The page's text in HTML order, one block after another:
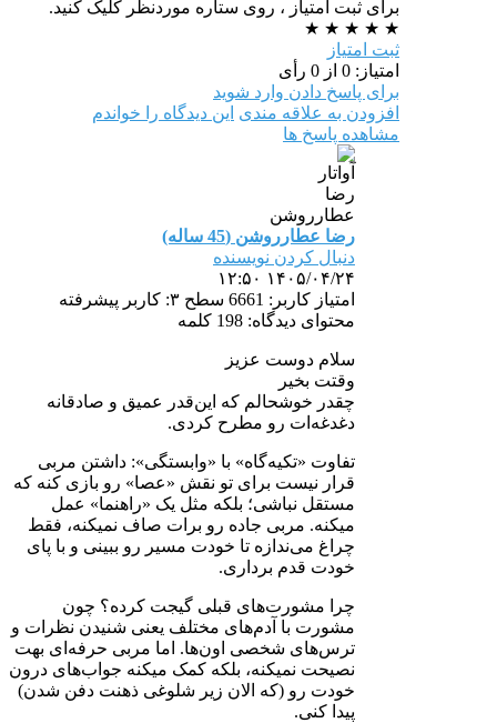
برای ثبت امتیاز ، روی ستاره موردنظر کلیک کنید.
★
★
★
★
★
ثبت امتیاز
امتیاز: 0 از 0 رأی
برای پاسخ دادن وارد شوید
افزودن به علاقه مندی این دیدگاه را خواندم
مشاهده پاسخ ها
رضا عطارروشن (45 ساله)
دنبال کردن نویسنده
۱۴۰۵/۰۴/۲۴ ۱۲:۵۰
امتیاز کاربر: 6661
سطح ۳: کاربر پیشرفته
محتوای دیدگاه: 198 کلمه
سلام دوست عزیز
وقتت بخیر
چقدر خوشحالم که این‌قدر عمیق و صادقانه
دغدغه‌ات رو مطرح کردی.
تفاوت «تکیه‌گاه» با «وابستگی»: داشتن مربی
قرار نیست برای تو نقش «عصا» رو بازی کنه که
مستقل نباشی؛ بلکه مثل یک «راهنما» عمل
میکنه. مربی جاده رو برات صاف نمیکنه، فقط
چراغ می‌ندازه تا خودت مسیر رو ببینی و با پای
خودت قدم برداری.
چرا مشورت‌های قبلی گیجت کرده؟ چون
مشورت با آدم‌های مختلف یعنی شنیدن نظرات و
ترس‌های شخصی اون‌ها. اما مربی حرفه‌ای بهت
نصیحت نمیکنه، بلکه کمک میکنه جواب‌های درون
خودت رو (که الان زیر شلوغی ذهنت دفن شدن)
پیدا کنی.